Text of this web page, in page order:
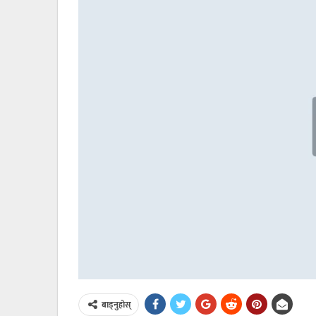
बाड्नुहोस्